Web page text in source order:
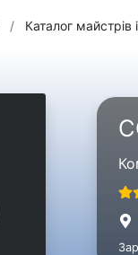
/ Каталог майстрів